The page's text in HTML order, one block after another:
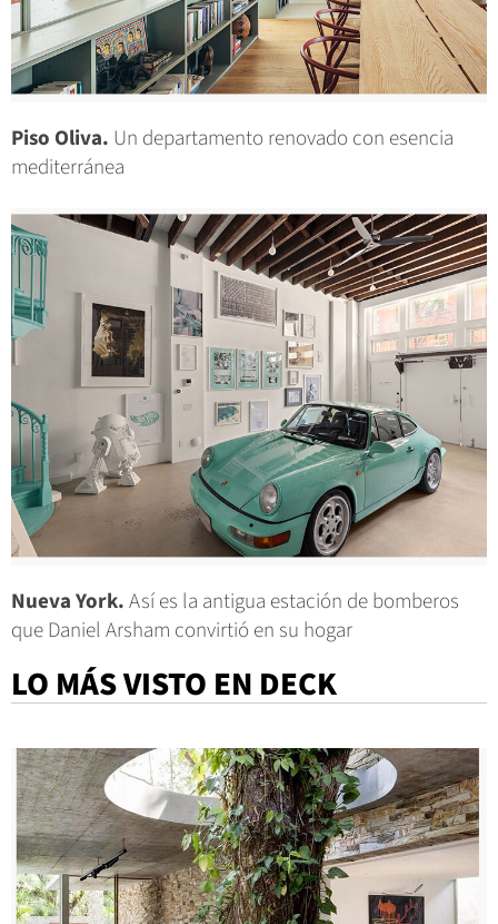
Piso Oliva. Un departamento renovado con esencia
mediterránea
Nueva York.Así es la antigua estación de bomberos
que Daniel Arsham convirtió en su hogar
LO MÁS VISTO EN DECK